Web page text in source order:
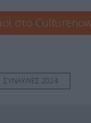
στο
ΣΥΝΑΥΛΙΕΣ 2024